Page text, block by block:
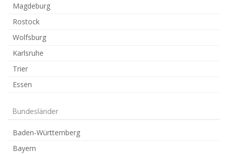
Magdeburg
Rostock
Wolfsburg
Karlsruhe
Trier
Essen
Bundesländer
Baden-Württemberg
Bayern